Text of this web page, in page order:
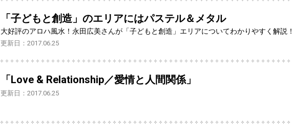
「子どもと創造」のエリアにはパステル＆メタル
大好評のアロハ風水！永田広美さんが「子どもと創造」エリアについてわかりやすく解説！
更新日：2017.06.25
「Love & Relationship／愛情と人間関係」
更新日：2017.06.25